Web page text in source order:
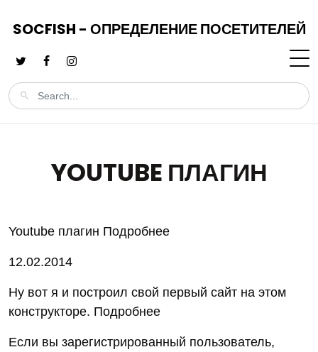
SOCFISH - ОПРЕДЕЛЕНИЕ ПОСЕТИТЕЛЕЙ
YOUTUBE ПЛАГИН
Youtube плагин Подробнее
12.02.2014
Ну вот я и построил свой первый сайт на этом
конструкторе. Подробнее
Если вы зарегистрированный пользователь,